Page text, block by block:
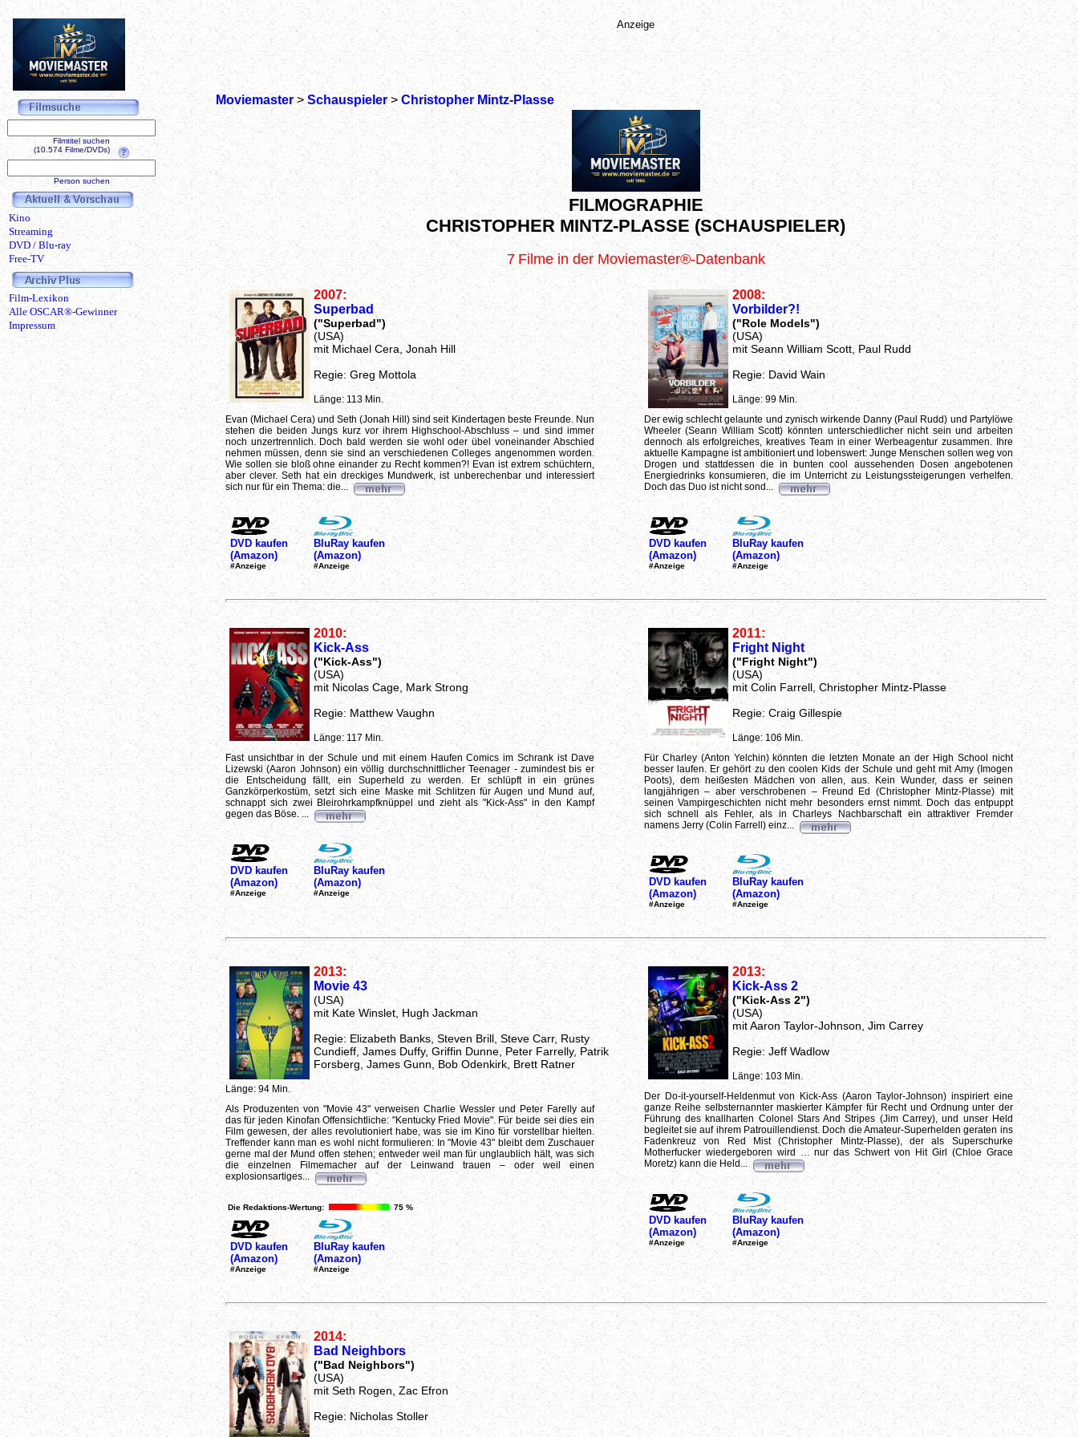
Moviemaster> Schauspieler> Christopher Mintz-Plasse
FILMOGRAPHIE
CHRISTOPHER MINTZ-PLASSE (SCHAUSPIELER)
7 Filme in der Moviemaster®-Datenbank
2007:
Superbad
("Superbad")
(USA)
mit Michael Cera, Jonah Hill
Regie: Greg Mottola
Länge: 113 Min.
Evan (Michael Cera) und Seth (Jonah Hill) sind seit Kindertagen beste Freunde. Nun
stehen die beiden Jungs kurz vor ihrem Highschool-Abschluss – und sind immer
noch unzertrennlich. Doch bald werden sie wohl oder übel voneinander Abschied
nehmen müssen, denn sie sind an verschiedenen Colleges angenommen worden.
Wie sollen sie bloß ohne einander zu Recht kommen?! Evan ist extrem schüchtern,
aber clever. Seth hat ein dreckiges Mundwerk, ist unberechenbar und interessiert
sich nur für ein Thema: die...
DVD kaufen
(Amazon)
#Anzeige
BluRay kaufen
(Amazon)
#Anzeige
2008:
Vorbilder?!
("Role Models")
(USA)
mit Seann William Scott, Paul Rudd
Regie: David Wain
Länge: 99 Min.
Der ewig schlecht gelaunte und zynisch wirkende Danny (Paul Rudd) und Partylöwe
Wheeler (Seann William Scott) könnten unterschiedlicher nicht sein und arbeiten
dennoch als erfolgreiches, kreatives Team in einer Werbeagentur zusammen. Ihre
aktuelle Kampagne ist ambitioniert und lobenswert: Junge Menschen sollen weg von
Drogen und stattdessen die in bunten cool aussehenden Dosen angebotenen
Energiedrinks konsumieren, die im Unterricht zu Leistungssteigerungen verhelfen.
Doch das Duo ist nicht sond...
DVD kaufen
(Amazon)
#Anzeige
BluRay kaufen
(Amazon)
#Anzeige
2010:
Kick-Ass
("Kick-Ass")
(USA)
mit Nicolas Cage, Mark Strong
Regie: Matthew Vaughn
Länge: 117 Min.
Fast unsichtbar in der Schule und mit einem Haufen Comics im Schrank ist Dave
Lizewski (Aaron Johnson) ein völlig durchschnittlicher Teenager - zumindest bis er
die Entscheidung fällt, ein Superheld zu werden. Er schlüpft in ein grünes
Ganzkörperkostüm, setzt sich eine Maske mit Schlitzen für Augen und Mund auf,
schnappt sich zwei Bleirohrkampfknüppel und zieht als "Kick-Ass" in den Kampf
gegen das Böse. ...
DVD kaufen
(Amazon)
#Anzeige
BluRay kaufen
(Amazon)
#Anzeige
2011:
Fright Night
("Fright Night")
(USA)
mit Colin Farrell, Christopher Mintz-Plasse
Regie: Craig Gillespie
Länge: 106 Min.
Für Charley (Anton Yelchin) könnten die letzten Monate an der High School nicht
besser laufen. Er gehört zu den coolen Kids der Schule und geht mit Amy (Imogen
Poots), dem heißesten Mädchen von allen, aus. Kein Wunder, dass er seinen
langjährigen – aber verschrobenen – Freund Ed (Christopher Mintz-Plasse) mit
seinen Vampirgeschichten nicht mehr besonders ernst nimmt. Doch das entpuppt
sich schnell als Fehler, als in Charleys Nachbarschaft ein attraktiver Fremder
namens Jerry (Colin Farrell) einz...
DVD kaufen
(Amazon)
#Anzeige
BluRay kaufen
(Amazon)
#Anzeige
2013:
Movie 43
(USA)
mit Kate Winslet, Hugh Jackman
Regie: Elizabeth Banks, Steven Brill, Steve Carr, Rusty
Cundieff, James Duffy, Griffin Dunne, Peter Farrelly, Patrik
Forsberg, James Gunn, Bob Odenkirk, Brett Ratner
Länge: 94 Min.
Als Produzenten von "Movie 43" verweisen Charlie Wessler und Peter Farelly auf
das für jeden Kinofan Offensichtliche: "Kentucky Fried Movie". Für beide sei dies ein
Film gewesen, der alles revolutioniert habe, was sie im Kino für vorstellbar hielten.
Treffender kann man es wohl nicht formulieren: In "Movie 43" bleibt dem Zuschauer
gerne mal der Mund offen stehen; entweder weil man für unglaublich hält, was sich
die einzelnen Filmemacher auf der Leinwand trauen – oder weil einen
explosionsartiges...
Die Redaktions-Wertung: 75 %
DVD kaufen
(Amazon)
#Anzeige
BluRay kaufen
(Amazon)
#Anzeige
2013:
Kick-Ass 2
("Kick-Ass 2")
(USA)
mit Aaron Taylor-Johnson, Jim Carrey
Regie: Jeff Wadlow
Länge: 103 Min.
Der Do-it-yourself-Heldenmut von Kick-Ass (Aaron Taylor-Johnson) inspiriert eine
ganze Reihe selbsternannter maskierter Kämpfer für Recht und Ordnung unter der
Führung des knallharten Colonel Stars And Stripes (Jim Carrey), und unser Held
begleitet sie auf ihrem Patrouillendienst. Doch die Amateur-Superhelden geraten ins
Fadenkreuz von Red Mist (Christopher Mintz-Plasse), der als Superschurke
Motherfucker wiedergeboren wird … nur das Schwert von Hit Girl (Chloe Grace
Moretz) kann die Held...
DVD kaufen
(Amazon)
#Anzeige
BluRay kaufen
(Amazon)
#Anzeige
2014:
Bad Neighbors
("Bad Neighbors")
(USA)
mit Seth Rogen, Zac Efron
Regie: Nicholas Stoller
Anzeige
Filmtitel suchen
(10.574 Filme/DVDs)
Person suchen
Kino
Streaming
DVD / Blu-ray
Free-TV
Film-Lexikon
Alle OSCAR®-Gewinner
Impressum